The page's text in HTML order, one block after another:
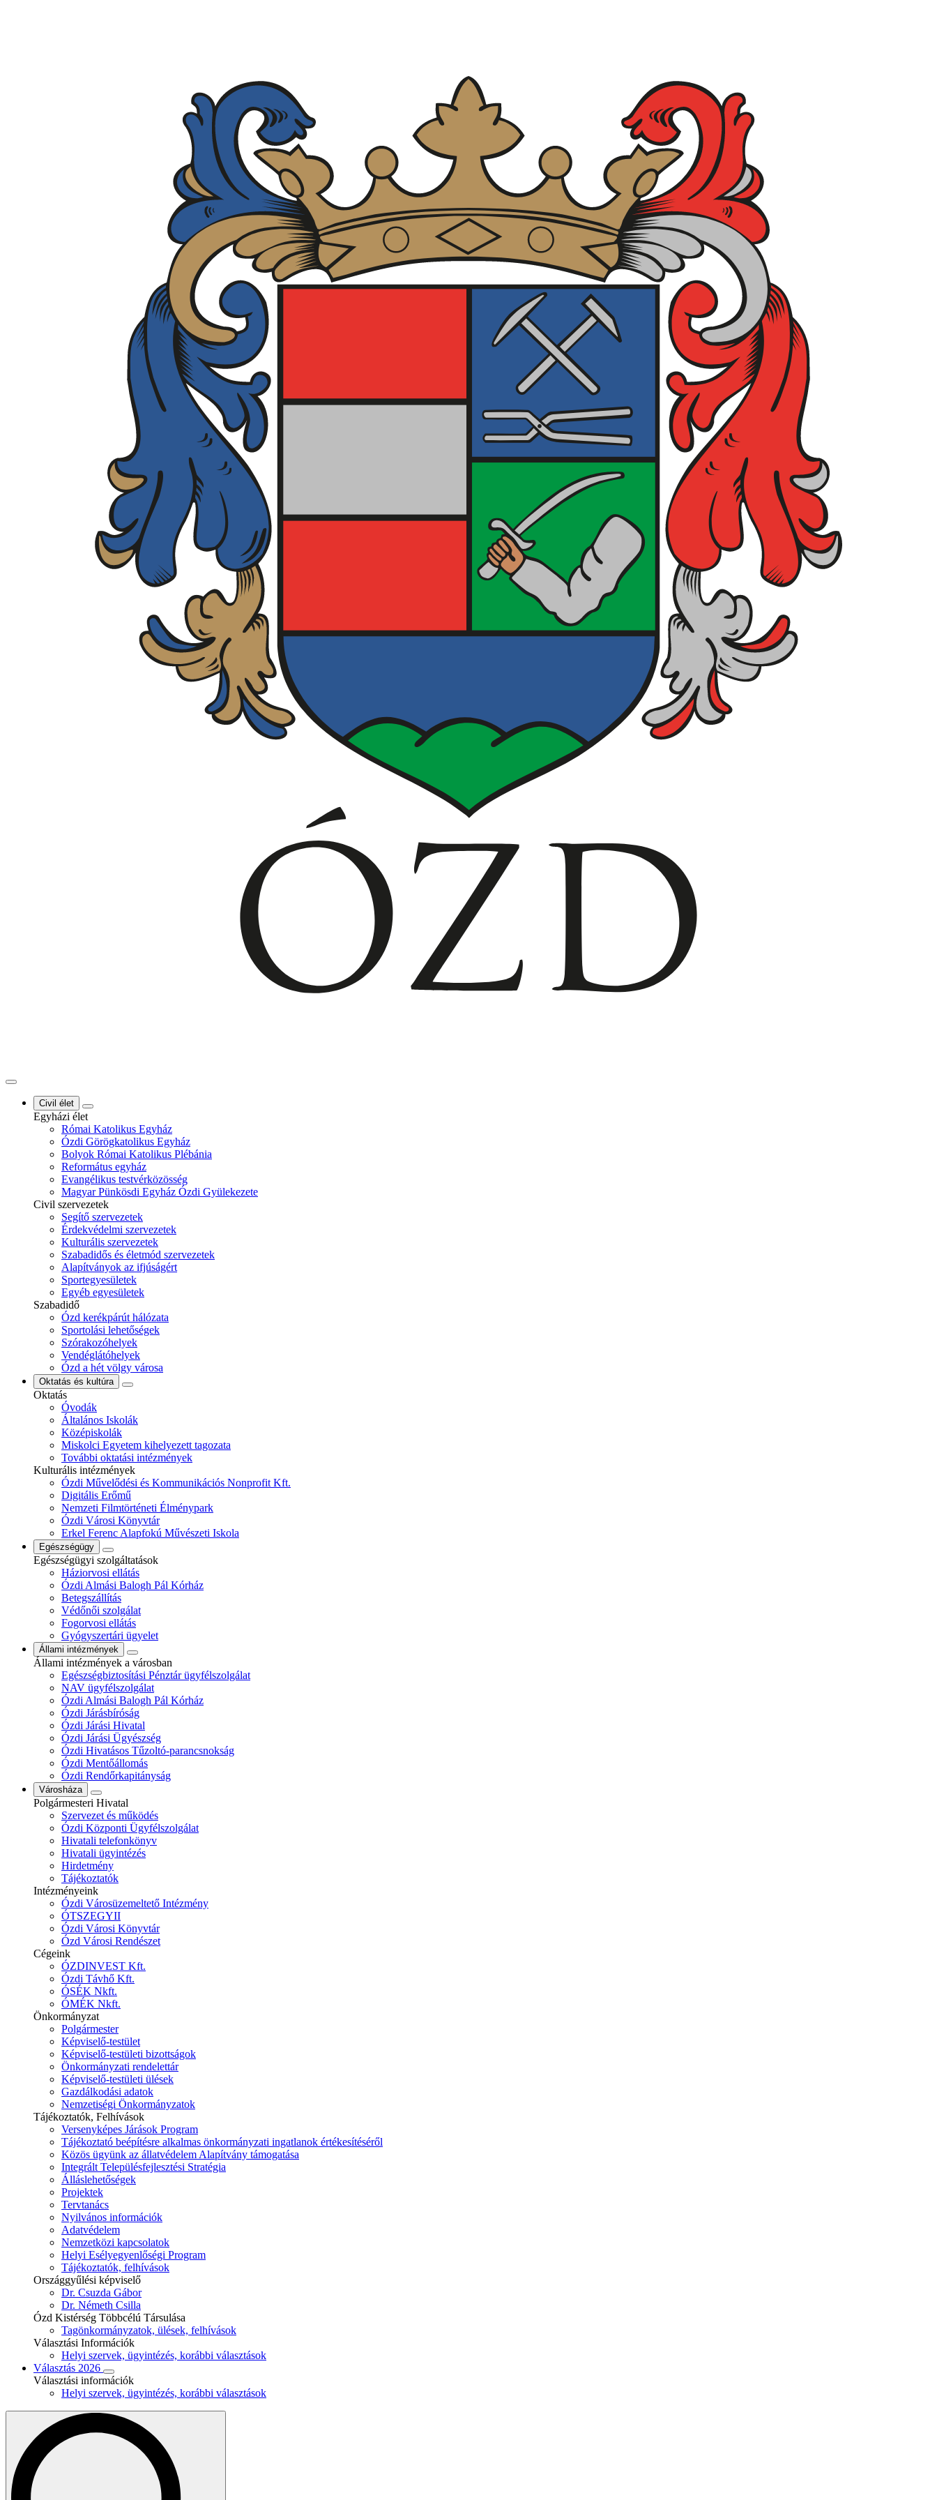
Civil élet
Egyházi élet
Római Katolikus Egyház
Ózdi Görögkatolikus Egyház
Bolyok Római Katolikus Plébánia
Református egyház
Evangélikus testvérközösség
Magyar Pünkösdi Egyház Ózdi Gyülekezete
Civil szervezetek
Segítő szervezetek
Érdekvédelmi szervezetek
Kulturális szervezetek
Szabadidős és életmód szervezetek
Alapítványok az ifjúságért
Sportegyesületek
Egyéb egyesületek
Szabadidő
Ózd kerékpárút hálózata
Sportolási lehetőségek
Szórakozóhelyek
Vendéglátóhelyek
Ózd a hét völgy városa
Oktatás és kultúra
Oktatás
Óvodák
Általános Iskolák
Középiskolák
Miskolci Egyetem kihelyezett tagozata
További oktatási intézmények
Kulturális intézmények
Ózdi Művelődési és Kommunikációs Nonprofit Kft.
Digitális Erőmű
Nemzeti Filmtörténeti Élménypark
Ózdi Városi Könyvtár
Erkel Ferenc Alapfokú Művészeti Iskola
Egészségügy
Egészségügyi szolgáltatások
Háziorvosi ellátás
Ózdi Almási Balogh Pál Kórház
Betegszállítás
Védőnői szolgálat
Fogorvosi ellátás
Gyógyszertári ügyelet
Állami intézmények
Állami intézmények a városban
Egészségbiztosítási Pénztár ügyfélszolgálat
NAV ügyfélszolgálat
Ózdi Almási Balogh Pál Kórház
Ózdi Járásbíróság
Ózdi Járási Hivatal
Ózdi Járási Ügyészség
Ózdi Hivatásos Tűzoltó-parancsnokság
Ózdi Mentőállomás
Ózdi Rendőrkapitányság
Városháza
Polgármesteri Hivatal
Szervezet és működés
Ózdi Központi Ügyfélszolgálat
Hivatali telefonkönyv
Hivatali ügyintézés
Hirdetmény
Tájékoztatók
Intézményeink
Ózdi Városüzemeltető Intézmény
ÓTSZEGYII
Ózdi Városi Könyvtár
Ózd Városi Rendészet
Cégeink
ÓZDINVEST Kft.
Ózdi Távhő Kft.
ÓSÉK Nkft.
ÓMÉK Nkft.
Önkormányzat
Polgármester
Képviselő-testület
Képviselő-testületi bizottságok
Önkormányzati rendelettár
Képviselő-testületi ülések
Gazdálkodási adatok
Nemzetiségi Önkormányzatok
Tájékoztatók, Felhívások
Versenyképes Járások Program
Tájékoztató beépítésre alkalmas önkormányzati ingatlanok értékesítéséről
Közös ügyünk az állatvédelem Alapítvány támogatása
Integrált Településfejlesztési Stratégia
Álláslehetőségek
Projektek
Tervtanács
Nyilvános információk
Adatvédelem
Nemzetközi kapcsolatok
Helyi Esélyegyenlőségi Program
Tájékoztatók, felhívások
Országgyűlési képviselő
Dr. Csuzda Gábor
Dr. Németh Csilla
Ózd Kistérség Többcélú Társulása
Tagönkormányzatok, ülések, felhívások
Választási Információk
Helyi szervek, ügyintézés, korábbi választások
Választás 2026
Választási információk
Helyi szervek, ügyintézés, korábbi választások